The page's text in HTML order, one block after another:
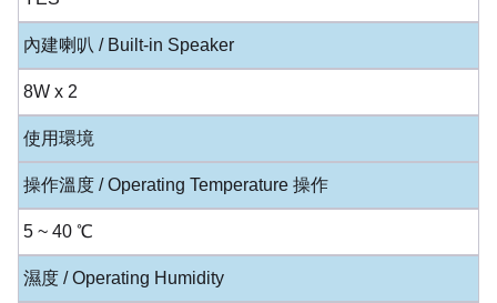
內建喇叭 / Built-in Speaker
8W x 2
使用環境
操作溫度 / Operating Temperature 操作
5 ~ 40 ℃
濕度 / Operating Humidity